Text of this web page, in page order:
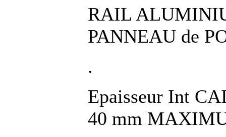
RAIL
PANNEAU de
.
Epaisseur Int
40 mm